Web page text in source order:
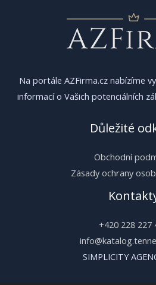
Na portále AZFirma.cz nabízíme
informací o Vašich potenciálních
Důležité
Obchodní
Zásady ochrany
+420 228 227
SIMPLICITY